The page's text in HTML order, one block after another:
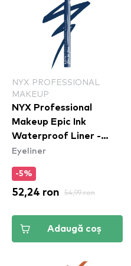
NYX PROFESSIONAL
MAKEUP
NYX Professional
Makeup Epic Ink
Waterproof Liner -
Mid(night) Rise
Eyeliner
-5%
52,24 ron 54,99 ron
Adaugă coș